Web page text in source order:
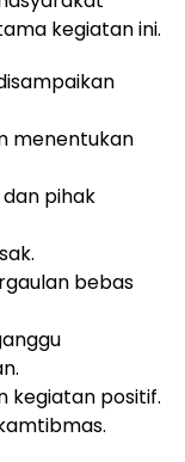
kegiatan ini.
menentukan
pihak
bebas
kegiatan positif.